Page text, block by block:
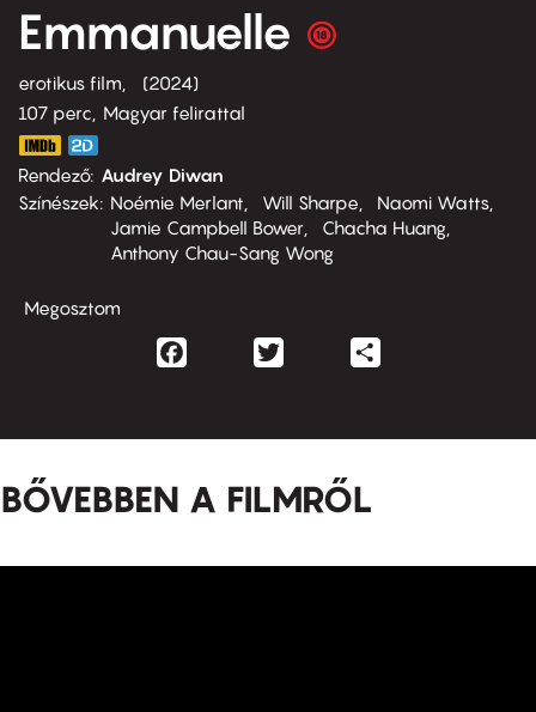
Emmanuelle
erotikus film
2024
107 perc,
Magyar felirattal
Rendező Audrey Diwan
Színészek
Noémie Merlant Will Sharpe
Naomi Watts
Jamie Campbell Bower
Chacha Huang
Anthony Chau-Sang Wong
Megosztom
Facebook
BŐVEBBEN A FILMRŐL